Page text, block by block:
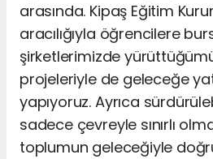
arasında. Kipaş Eğitim
aracılığıyla öğrencilere
şirketlerimizde
projeleriyle de geleceğe
yapıyoruz. Ayrıca
sadece çevreyle sınırlı
toplumun geleceğiyle doğ